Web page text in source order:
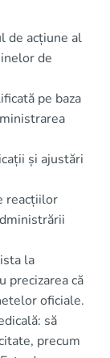
de acțiune al
de
pe baza
și ajustări
reacțiilor
la
precizarea că
oficiale.
să
precum